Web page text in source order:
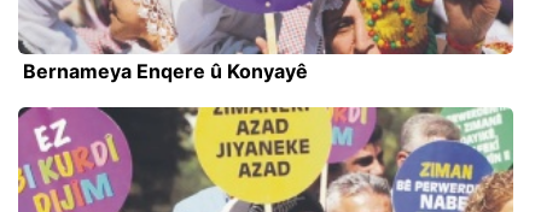
Bernameya Enqere û Konyayê